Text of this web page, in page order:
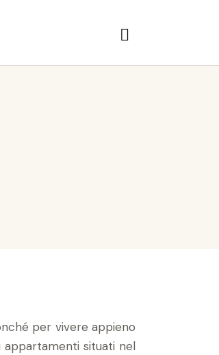
per vivere appieno
appartamenti situati nel